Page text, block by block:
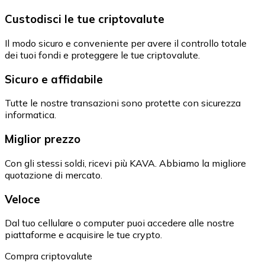
Custodisci le tue criptovalute
Il modo sicuro e conveniente per avere il controllo totale
dei tuoi fondi e proteggere le tue criptovalute.
Sicuro e affidabile
Tutte le nostre transazioni sono protette con sicurezza
informatica.
Miglior prezzo
Con gli stessi soldi, ricevi più KAVA. Abbiamo la migliore
quotazione di mercato.
Veloce
Dal tuo cellulare o computer puoi accedere alle nostre
piattaforme e acquisire le tue crypto.
Compra criptovalute